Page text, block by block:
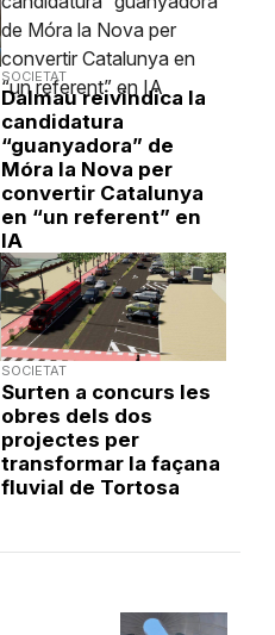
SOCIETAT
Dalmau reivindica la
candidatura
“guanyadora” de
Móra la Nova per
convertir Catalunya
en “un referent” en
IA
SOCIETAT
Surten a concurs les
obres dels dos
projectes per
transformar la façana
fluvial de Tortosa